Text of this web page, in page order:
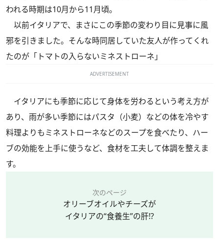
われる時期は10月から11月頃。
以前イタリアで、まさにこの季節の変わり目に見事に風
邪を引きました。そんな時同居していた友人が作ってくれ
たのが「トマトの入らないミネストローネ」
ADVERTISEMENT
イタリアにも季節に応じて身体を労わるという考え方が
あり、雨が多い季節にはパスタ（小麦）などの体を冷やす
料理よりもミネストローネなどのスープを食べたり、ハー
ブの効能を上手に使うなど、食材を工夫して体調を整えま
す。
次のページ
オリーブオイルやチーズが
イタリアの“食養生”の肝⁉